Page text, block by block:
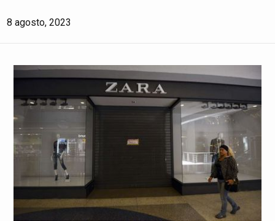
8 agosto, 2023